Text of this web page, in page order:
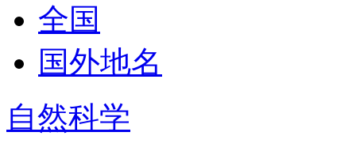
全国
国外地名
自然科学